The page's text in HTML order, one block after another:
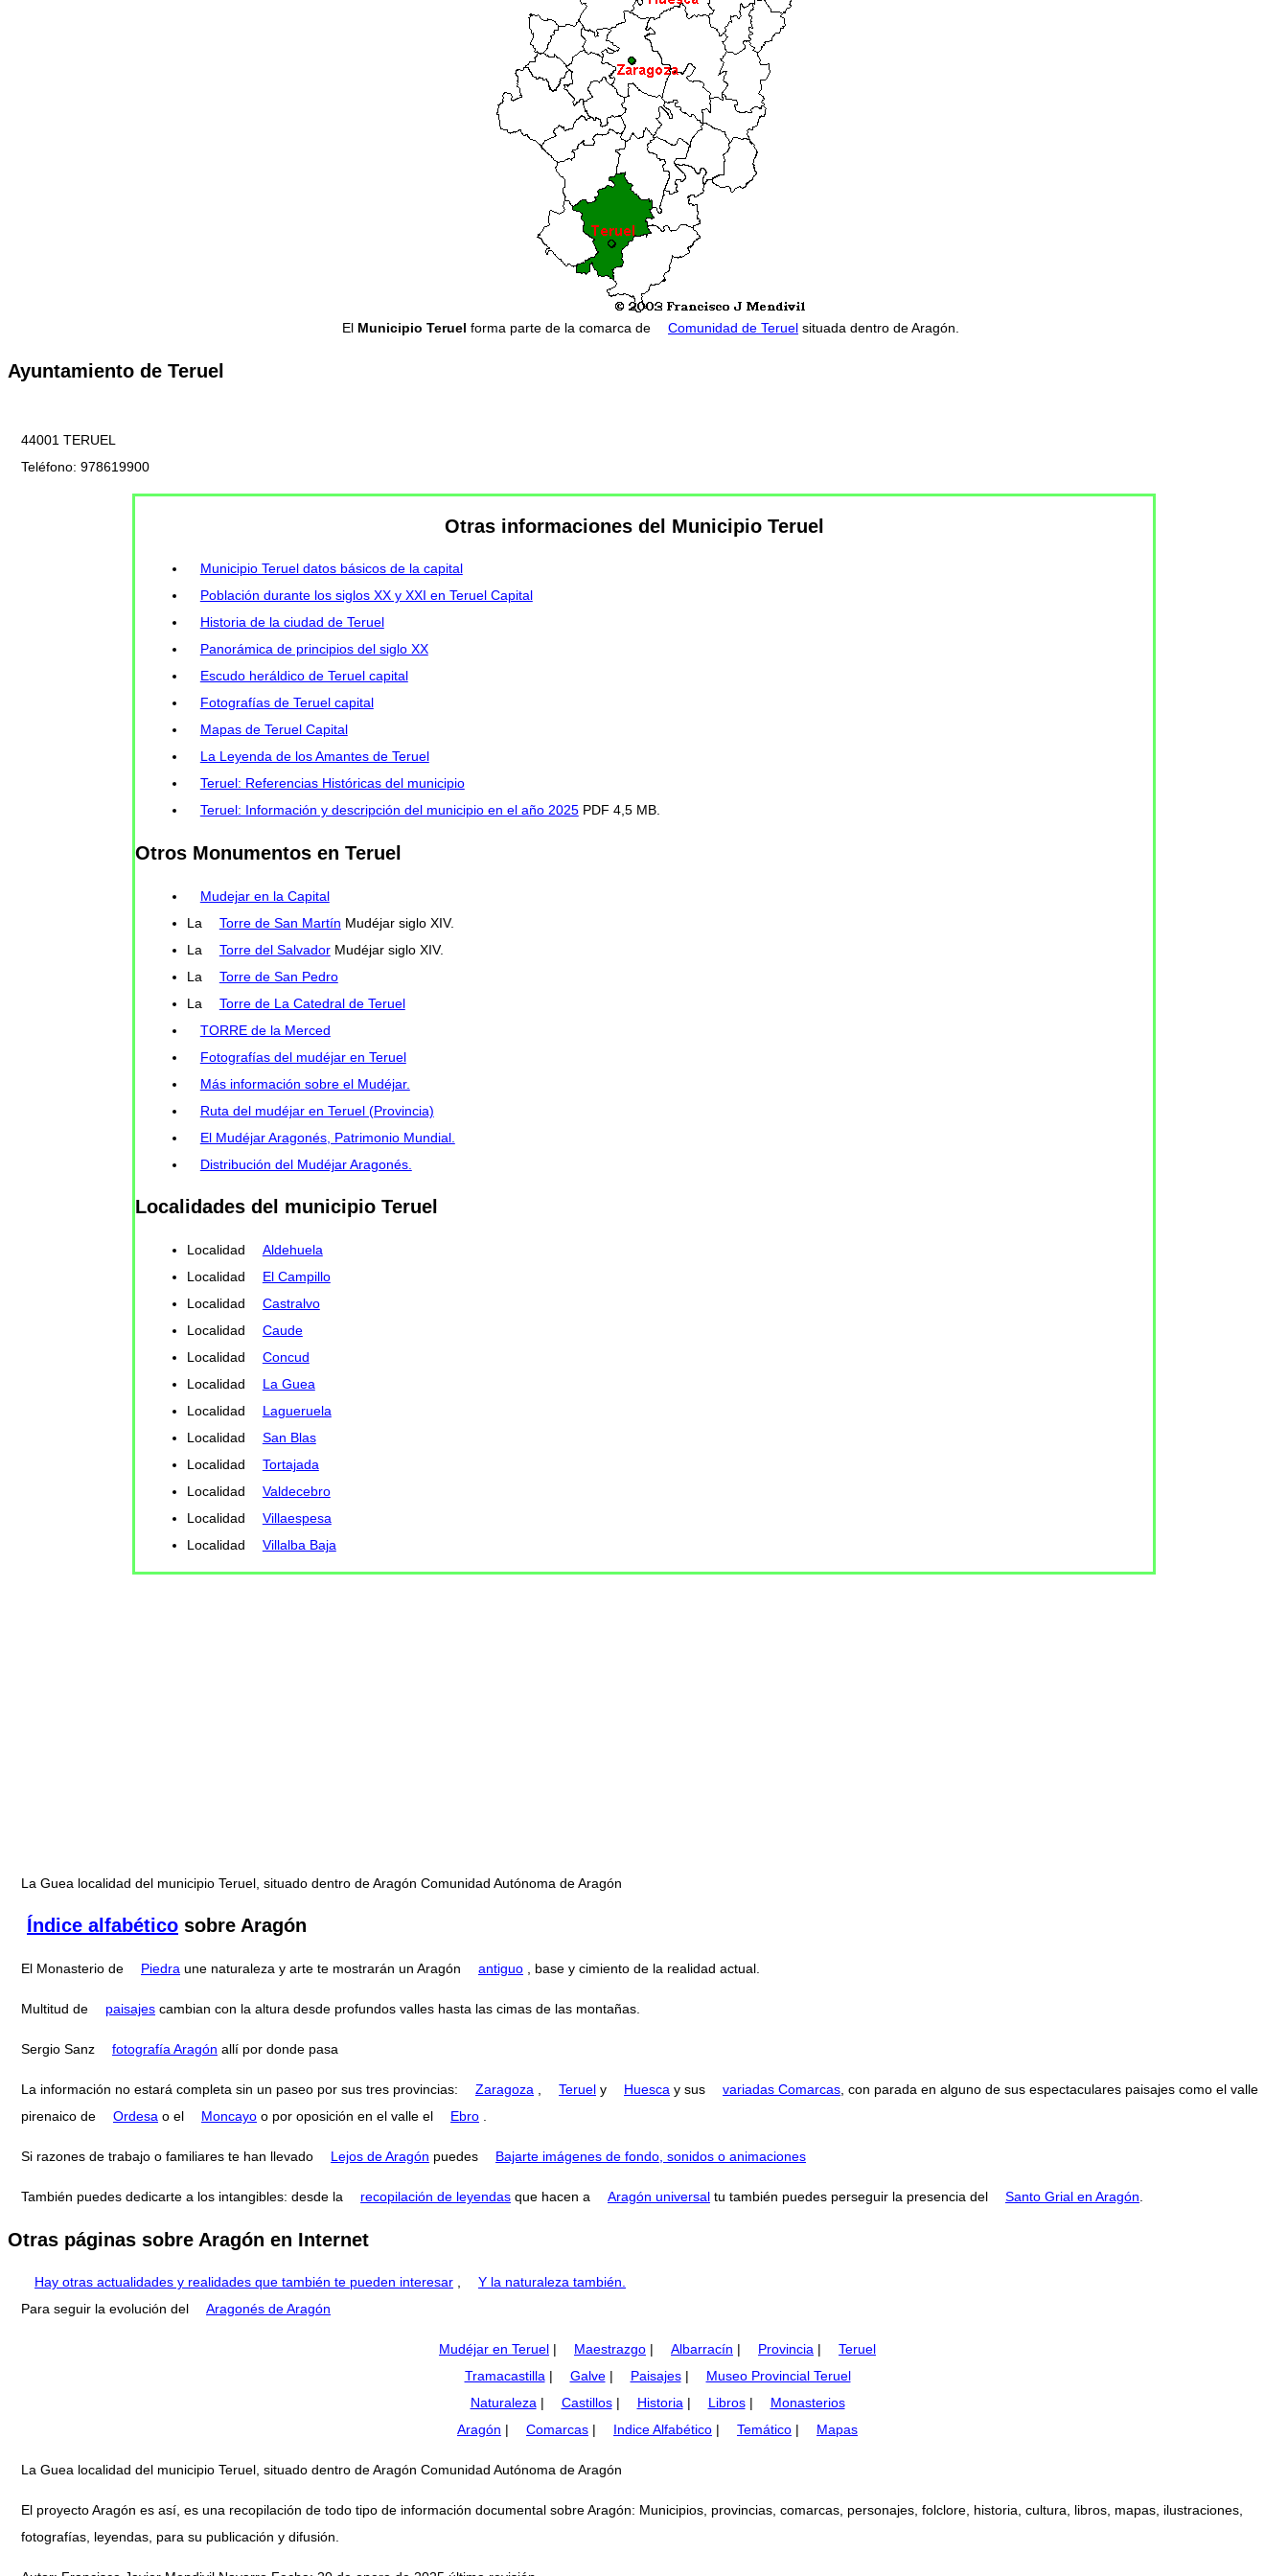
El Municipio Teruel forma parte de la comarca de Comunidad de Teruel situada dentro de Aragón.
Ayuntamiento de Teruel
44001 TERUEL
Teléfono: 978619900
Otras informaciones del Municipio Teruel
Municipio Teruel datos básicos de la capital
Población durante los siglos XX y XXI en Teruel Capital
Historia de la ciudad de Teruel
Panorámica de principios del siglo XX
Escudo heráldico de Teruel capital
Fotografías de Teruel capital
Mapas de Teruel Capital
La Leyenda de los Amantes de Teruel
Teruel: Referencias Históricas del municipio
Teruel: Información y descripción del municipio en el año 2025PDF 4,5 MB.
Otros Monumentos en Teruel
Mudejar en la Capital
La
Torre de San Martín Mudéjar siglo XIV.
La
Torre del SalvadorMudéjar siglo XIV.
La
Torre de San Pedro
La
Torre de La Catedral de Teruel
TORRE de la Merced
Fotografías del mudéjar en Teruel
Más información sobre el Mudéjar.
Ruta del mudéjar en Teruel (Provincia)
El Mudéjar Aragonés, Patrimonio Mundial.
Distribución del Mudéjar Aragonés.
Localidades del municipio Teruel
Localidad
Aldehuela
Localidad
El Campillo
Localidad
Castralvo
Localidad
Caude
Localidad
Concud
Localidad
La Guea
Localidad
Lagueruela
Localidad
San Blas
Localidad
Tortajada
Localidad
Valdecebro
Localidad
Villaespesa
Localidad
Villalba Baja
La Guea localidad del municipio Teruel, situado dentro de Aragón Comunidad Autónoma de Aragón
Índice alfabético sobre Aragón
El Monasterio de Piedra une naturaleza y arte te mostrarán un Aragón antiguo , base y cimiento de la realidad actual.
Multitud de paisajes cambian con la altura desde profundos valles hasta las cimas de las montañas.
Sergio Sanz fotografía Aragón allí por donde pasa
La información no estará completa sin un paseo por sus tres provincias: Zaragoza Teruel y Huesca y sus variadas Comarcas , con parada en alguno de sus espectaculares paisajes como el valle
pirenaico de
Ordesa o el Moncayo o por oposición en el valle el Ebro
Si razones de trabajo o familiares te han llevado Lejos de Aragón puedes Bajarte imágenes de fondo, sonidos o animaciones
También puedes dedicarte a los intangibles: desde la recopilación de leyendas que hacen a Aragón universal tu también puedes perseguir la presencia del Santo Grial en Aragón
Otras páginas sobre Aragón en Internet
Hay otras actualidades y realidades que también te pueden interesar
Y la naturaleza también.
Para seguir la evolución del
Aragonés de Aragón
Mudéjar en Teruel | Maestrazgo | Albarracín | Provincia |
Teruel
Tramacastilla | Galve| Paisajes|
Museo Provincial Teruel
Naturaleza | Castillos| Historia | Libros|
Monasterios
Aragón | Comarcas | Indice Alfabético | Temático | Mapas
La Guea localidad del municipio Teruel, situado dentro de Aragón Comunidad Autónoma de Aragón
El proyecto Aragón es así, es una recopilación de todo tipo de información documental sobre Aragón: Municipios, provincias, comarcas, personajes, folclore, historia, cultura, libros, mapas, ilustraciones,
fotografías, leyendas, para su publicación y difusión.